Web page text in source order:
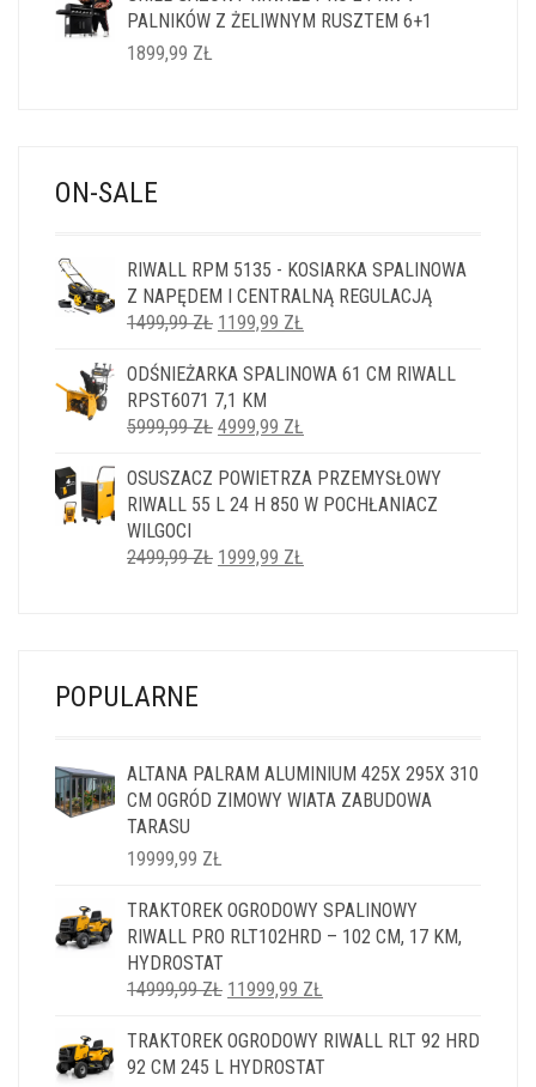
PALNIKÓW Z ŻELIWNYM RUSZTEM 6+1
1899,99 ZŁ
ON-SALE
RIWALL RPM 5135 - KOSIARKA SPALINOWA
Z NAPĘDEM I CENTRALNĄ REGULACJĄ
1499,99ZŁ PIERWOTNA
WYNOSIŁA:
1499,99 ZŁ.
1199,99 ZŁ
WYNOSI:
ODŚNIEŻARKA SPALINOWA 61 CM RIWALL
RPST6071 7,1 KM
5999,99ZŁ PIERWOTNA
WYNOSIŁA:
5999,99 ZŁ.
4999,99 ZŁ
WYNOSI:
4999,99 ZŁ.
OSUSZACZ POWIETRZA PRZEMYSŁOWY
RIWALL 55 L 24 H 850 W POCHŁANIACZ
WILGOCI
2499,99ZŁ PIERWOTNA
1999,99 ZŁ
POPULARNE
ALTANA PALRAM ALUMINIUM 425X 295X 310
CM OGRÓD ZIMOWY WIATA ZABUDOWA
TARASU
19999,99 ZŁ
TRAKTOREK OGRODOWY SPALINOWY
RIWALL PRO RLT102HRD – 102 CM, 17 KM,
HYDROSTAT
14999,99ZŁ PIERWOTNA
WYNOSIŁA:
14999,99 ZŁ.
11999,99 ZŁ
WYNOSI:
11999,99 ZŁ.
TRAKTOREK OGRODOWY RIWALL RLT 92 HRD
92 CM 245 L HYDROSTAT